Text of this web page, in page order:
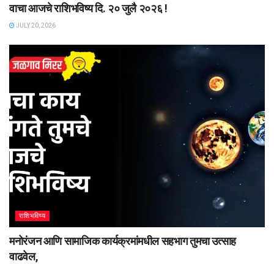
वाचा आजचे राशिभविष्य दि. २० जुलै २०२६ !
JULY 20, 2026
राशिभविष्य
मनोरंजन आणि सामाजिक कार्यक्रमांमधील सहभाग तुमचा उत्साह
वाढवेल,